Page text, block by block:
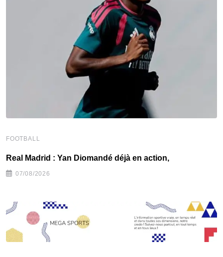
FOOTBALL
Real Madrid : Yan Diomandé déjà en action,
07/08/2026